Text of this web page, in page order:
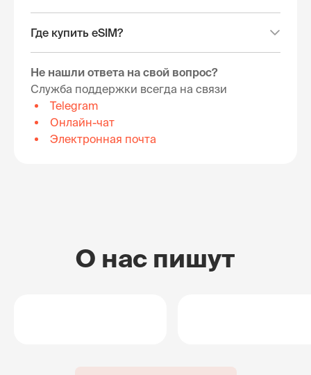
Где купить eSIM?
Не нашли ответа на свой вопрос?
Служба поддержки всегда на связи
Telegram
Онлайн-чат
Электронная почта
О нас пишут